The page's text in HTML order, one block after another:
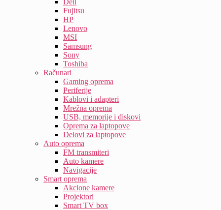
Fujitsu
HP
Lenovo
MSI
Samsung
Sony
Toshiba
Računari
Gaming oprema
Periferije
Kablovi i adapteri
Mrežna oprema
USB, memorije i diskovi
Oprema za laptopove
Delovi za laptopove
Auto oprema
FM transmiteri
Auto kamere
Navigacije
Smart oprema
Akcione kamere
Projektori
Smart TV box